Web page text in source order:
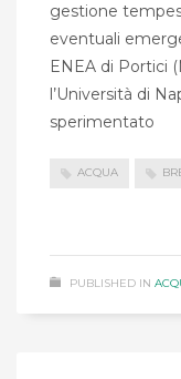
gestione
eventuali
ENEA di Portici
l’Università di
sperimentato
ACQUA
PUBLISHED IN